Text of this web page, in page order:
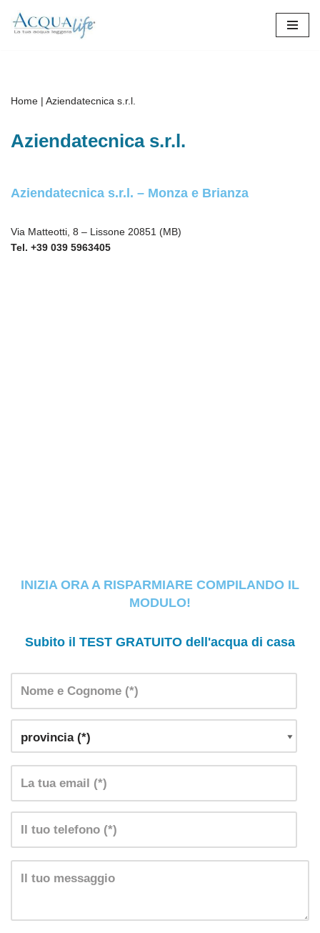
Home | Aziendatecnica s.r.l.
Aziendatecnica s.r.l.
Aziendatecnica s.r.l. – Monza e Brianza
Via Matteotti, 8 – Lissone 20851 (MB)
Tel. +39 039 5963405
INIZIA ORA A RISPARMIARE COMPILANDO IL
MODULO!
Subito il TEST GRATUITO dell'acqua di casa